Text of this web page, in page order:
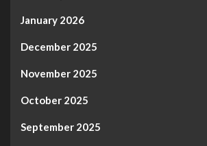
January 2026
December 2025
November 2025
October 2025
September 2025